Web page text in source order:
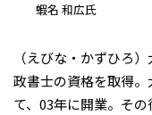
蝦名 和広氏
（えびな・かずひろ
政書士の資格を取得
て、03年に開業。そ